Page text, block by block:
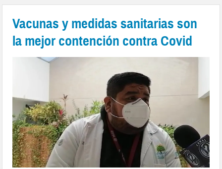
Vacunas y medidas sanitarias son
la mejor contención contra Covid